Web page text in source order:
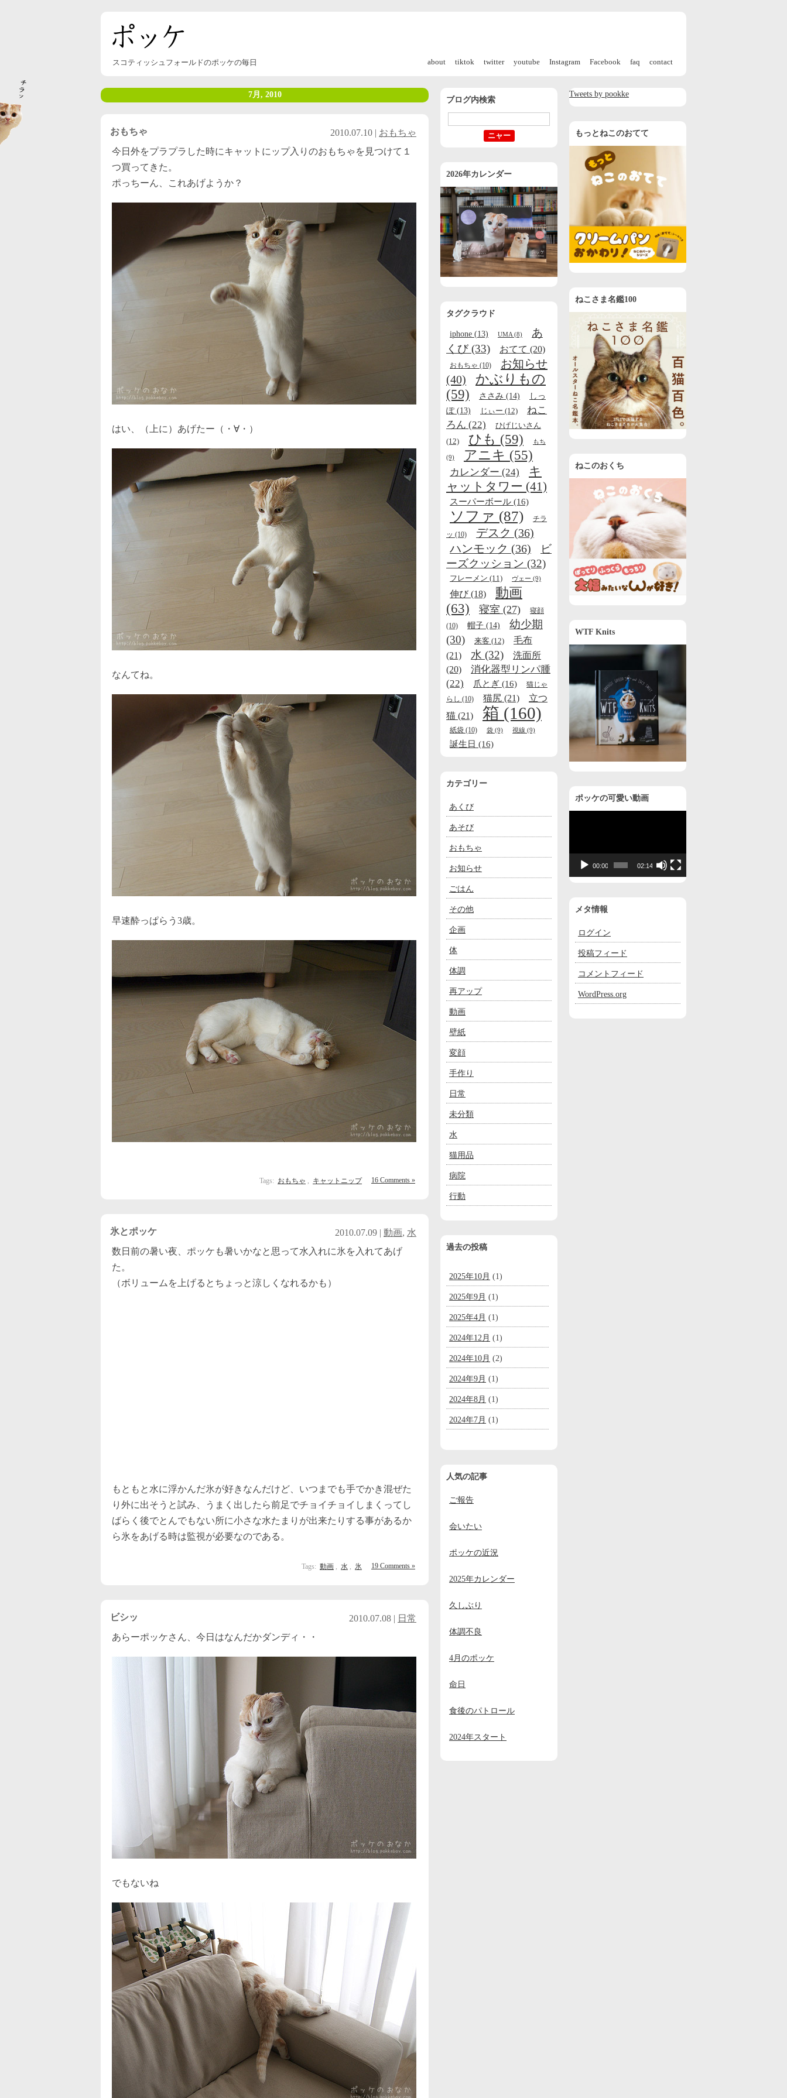
スコティッシュフォールドのポッケの毎日 about tiktok twitter youtube Instagram Facebook faq contact
7月, 2010
おもちゃ 2010.07.10 | おもちゃ
今日外をプラプラした時にキャットにップ入りのおもちゃを見つけて１
つ買ってきた。
ポっちーん、これあげようか？
はい、（上に）あげたー（・∀・）
なんてね。
早速酔っぱらう3歳。
16 Comments »
Tags: おもちゃ , キャットニップ
氷とポッケ 2010.07.09 | 動画, 水
数日前の暑い夜、ポッケも暑いかなと思って水入れに氷を入れてあげ
た。
（ボリュームを上げるとちょっと涼しくなれるかも）
もともと水に浮かんだ氷が好きなんだけど、いつまでも手でかき混ぜた
り外に出そうと試み、うまく出したら前足でチョイチョイしまくってし
ばらく後でとんでもない所に小さな水たまりが出来たりする事があるか
ら氷をあげる時は監視が必要なのである。
19 Comments »
Tags: 動画 , 水 , 氷
ビシッ 2010.07.08 | 日常
あらーポッケさん、今日はなんだかダンディ・・
でもないね
ブログ内検索
2026年カレンダー
タグクラウド
iphone (13) UMA (8)
あ
くび(33) おてて (20)
おもちゃ (10)
お知らせ
(40)
かぶりもの
(59)
ささみ (14)
しっ
ぽ(13) じぃー (12)
ねこ
ろん (22)
ひげじいさん
(12)
ひも (59) もち
(9) アニキ (55)
カレンダー (24)
キ
ャットタワー (41)
スーパーボール (16)
ソファ (87)
チラ
ッ (10) デスク (36)
ハンモック (36)
ビ
ーズクッション (32)
フレーメン (11) ヴェー (9)
伸び (18)
動画
(63)
寝室 (27)
寝顔
(10)
帽子 (14)
幼少期
(30)
来客 (12)
毛布
(21)
水 (32)
洗面所
(20)
消化器型リンパ腫
(22)
爪とぎ (16)
猫じゃ
らし (10) 猫尻 (21)
立つ
猫 (21) 箱 (160)
紙袋 (10) 袋 (9) 視線 (9)
誕生日 (16)
カテゴリー
あくび
あそび
おもちゃ
お知らせ
ごはん
その他
企画
体
体調
再アップ
動画
壁紙
変顔
手作り
日常
未分類
水
猫用品
病院
行動
過去の投稿
2025年10月 (1)
2025年9月 (1)
2025年4月 (1)
2024年12月 (1)
2024年10月 (2)
2024年9月 (1)
2024年8月 (1)
2024年7月 (1)
2024年4月
2024年3月
2024年2月
2023年11月(2)
2023年10月
2023年6月
2023年5月 (1)
人気の記事
ご報告
会いたい
ポッケの近況
2025年カレンダー
久しぶり
体調不良
4月のポッケ
命日
食後のパトロール
2024年スタート
Tweets by pookke
もっとねこのおてて
ねこさま名鑑100
ねこのおくち
WTF Knits
ポッケの可愛い動画
レ
00:00 02:14
メタ情報
ログイン
投稿フィード
コメントフィード
WordPress.org